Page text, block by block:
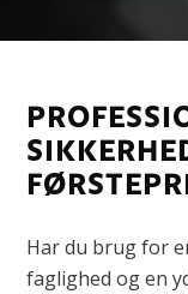
Har du brug for
faglighed og en